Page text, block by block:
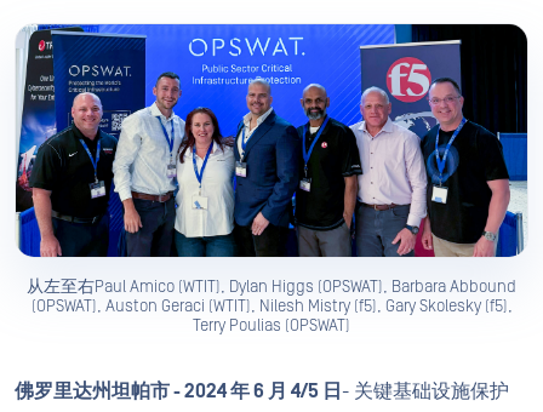
从左至右Paul Amico (WTIT), Dylan Higgs (OPSWAT), Barbara Abbound
(OPSWAT), Auston Geraci (WTIT), Nilesh Mistry (f5), Gary Skolesky (f5),
Terry Poulias (OPSWAT)
佛罗里达州坦帕市 - 2024 年 6 月 4/5 日 - 关键基础设施保护